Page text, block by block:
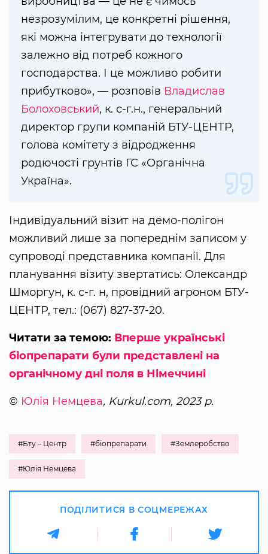
незрозумілим, це конкретні рішення,
які можна інтегрувати до технології
залежно від потреб кожного
господарства. І це можливо робити
прибутково», — розповів Владислав
Болоховський, к. с-г.н., генеральний
директор групи компаній БТУ-ЦЕНТР,
голова комітету з відродження
родючості грунтів ГС «Органічна
Україна».
Індивідуальний візит на демо-полігон
можливий лише за попереднім записом у
супроводі представника компанії. Для
планування візиту звертатись: Олександр
Шморгун, к. с-г. н, провідний агроном БТУ-
ЦЕНТР, тел.: (067) 827-37-20.
Читати за темою: Вперше українські
біопрепарати були представлені на
органічному дні поля в Німеччині
© Юлія Немцева, Kurkul.com, 2023 р.
#Бту – Центр #біопрепарати #Землеробство
#Юлія Немцева
ПОДІЛИТИСЯ В СОЦМЕРЕЖАХ